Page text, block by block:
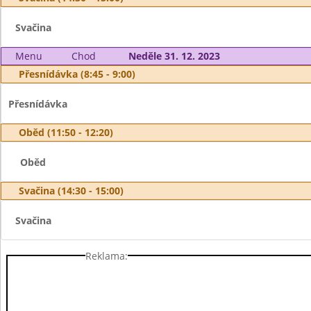
Svačina
Menu Chod
Neděle 31. 12. 2023
Přesnídávka (8:45 - 9:00)
Přesnídávka
Oběd (11:50 - 12:20)
Oběd
Svačina (14:30 - 15:00)
Svačina
Reklama: